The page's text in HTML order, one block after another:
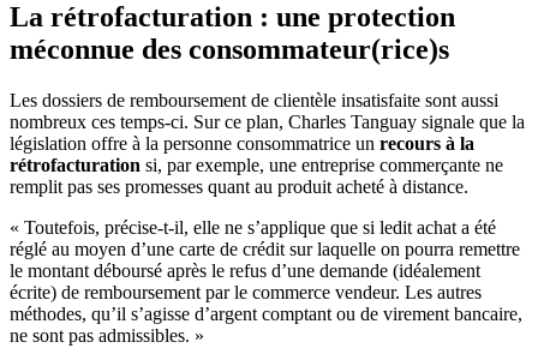
La rétrofacturation : une protection
méconnue des consommateur(rice)s
Les dossiers de remboursement de clientèle insatisfaite sont aussi
nombreux ces temps-ci. Sur ce plan, Charles Tanguay signale que la
législation offre à la personne consommatrice un recours à la
rétrofacturation si, par exemple, une entreprise commerçante ne
remplit pas ses promesses quant au produit acheté à distance.
« Toutefois, précise-t-il, elle ne s’applique que si ledit achat a été
réglé au moyen d’une carte de crédit sur laquelle on pourra remettre
le montant déboursé après le refus d’une demande (idéalement
écrite) de remboursement par le commerce vendeur. Les autres
méthodes, qu’il s’agisse d’argent comptant ou de virement bancaire,
ne sont pas admissibles. »